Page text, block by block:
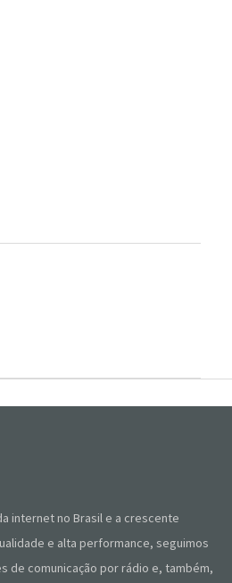
internet no Brasil e a crescente
e alta performance, seguimos
de comunicação por rádio e, também,